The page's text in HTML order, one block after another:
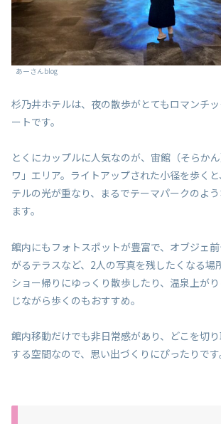
あーさんblog
杉乃井ホテルは、夜の散歩がとてもロマンチ
ートです。
とくにカップルに人気なのが、宙館（そらか
ワ」エリア。ライトアップされた小径を歩く
テルの光が重なり、まるでテーマパークのよ
ます。
館内にもフォトスポットが豊富で、オブジェ
がるテラスなど、2人の写真を残したくなる場
ショー帰りにゆっくり散歩したり、温泉上が
じながら歩くのもおすすめ。
館内移動だけでも非日常感があり、どこを切り
する空間なので、思い出づくりにぴったりです